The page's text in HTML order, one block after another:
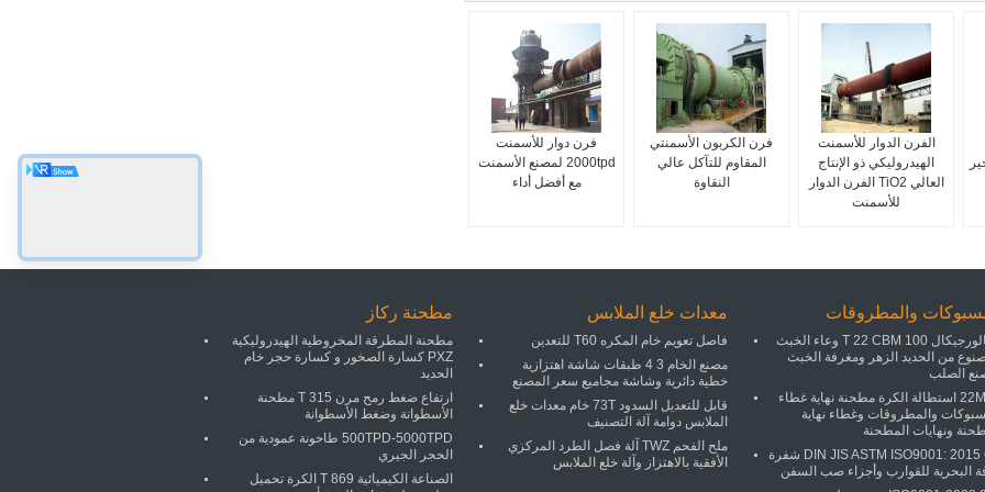
فرن دوار للأسمنت
2000tpd لمصنع الأسمنت
مع أفضل أداء
فرن الكربون الأسمنتي
المقاوم للتآكل عالي
النقاوة
الفرن الدوار للأسمنت
الهيدروليكي ذو الإنتاج
العالي TiO2 الفرن الدوار
للأسمنت
مطحنة ركاز
مطحنة المطرقة المخروطية الهيدروليكية
PXZ كسارة الصخور و كسارة حجر خام
الحديد
ارتفاع ضغط رمح مرن 315 T مطحنة
الأسطوانة وضغط الأسطوانة
500TPD-5000TPD طاحونة عمودية من
الحجر الجيري
الصناعة الكيميائية 869 T الكرة تحميل
معدات خلع الملابس
فاصل تعويم خام المكره T60 للتعدين
مصنع الخام 3 4 طبقات شاشة اهتزازية
خطية دائرية وشاشة مجاميع سعر المصنع
قابل للتعديل السدود 73T خام معدات خلع
الملابس دوامة آلة التصنيف
ملح الفحم TWZ آلة فصل الطرد المركزي
الأفقية بالاهتزاز وآلة خلع الملابس
والمطروقات
ميتالورجيكال 100 T 22 CBM وعاء الخبث
من الحديد الزهر ومغرفة الخبث
الصلب
22MPA استطالة الكرة مطحنة نهاية غطاء
والمطروقات وغطاء نهاية
ونهايات المطحنة
DIN JIS ASTM ISO9001: 2015 CE شفرة
البحرية للقوارب وأجزاء صب السفن